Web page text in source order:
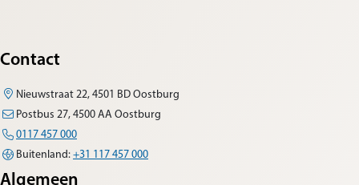
Contact
Nieuwstraat 22, 4501 BD Oostburg
Postbus 27, 4500 AA Oostburg
0117 457 000
Buitenland:+31 117 457 000
Algemeen